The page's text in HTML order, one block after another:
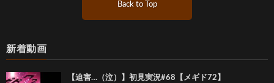
Back to Top
新着動画
【迫害…（泣）】初見実況#68【メギド72】